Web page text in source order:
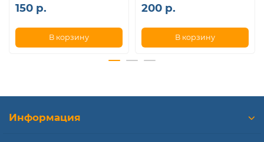
150 р.
В корзину
200 р.
В корзину
Информация